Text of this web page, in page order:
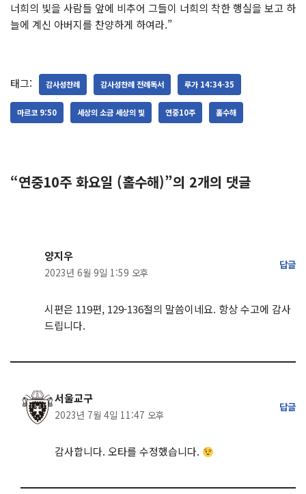
너희의 빛을 사람들 앞에 비추어 그들이 너희의 착한 행실을 보고 하
늘에 계신 아버지를 찬양하게 하여라.”
태그: 감사성찬례 감사성찬례 전례독서 루가 14:34-35
마르코 9:50 세상의 소금 세상의 빛 연중10주 홀수해
“연중10주 화요일 (홀수해)”의 2개의 댓글
양지우
2023년 6월 9일 1:59 오후
답글
시편은 119편, 129-136절의 말씀이네요. 항상 수고에 감사
드립니다.
서울교구
2023년 7월 4일 11:47 오후
답글
감사합니다. 오타를 수정했습니다.